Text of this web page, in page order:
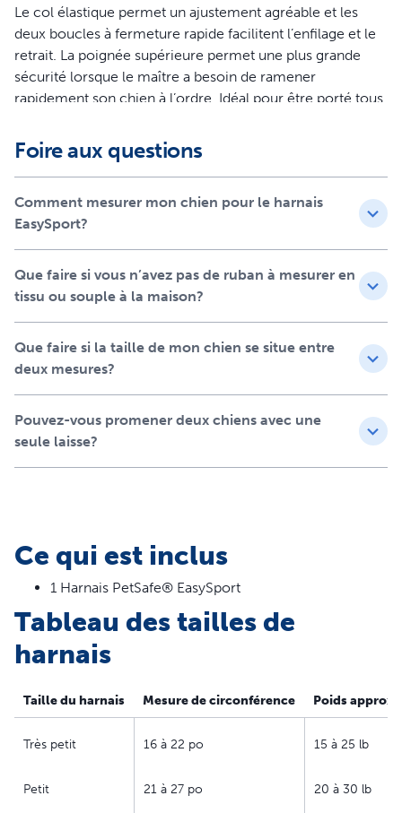
Le col élastique permet un ajustement agréable et les
deux boucles à fermeture rapide facilitent l’enfilage et le
retrait. La poignée supérieure permet une plus grande
sécurité lorsque le maître a besoin de ramener
rapidement son chien à l’ordre. Idéal pour être porté tous
profiter de la vie avec confort et style.
Caractéristiques
Capacité en eau – Disponible en capacités de 1,8 litre,
3,7 litres, 7,5 litres
écoulement par gravité permet à votre animal de
toujours rester hydraté pendant la journée et la nuit
Construction robuste – Le réservoir est en plastique
sans BPA durable et se verrouille en place pour éviter
les renversements et les débordements
Nettoyage facile – Se démonte pour un nettoyage
facile ; le bol en acier inoxydable est lavable au lave-
vaisselle
Foire aux questions
Comment mesurer mon chien pour le harnais
EasySport?
Que faire si vous n’avez pas de ruban à mesurer en
tissu ou souple à la maison?
Que faire si la taille de mon chien se situe entre
deux mesures?
Pouvez-vous promener deux chiens avec une
seule laisse?
Ce qui est inclus
1 Harnais PetSafe® EasySport
Tableau des tailles de
harnais
Taille du harnais Mesure de circonférence Poids
Très petit 16 à 22 po 15 à 25 lb
Petit 21 à 27 po 20 à 30 lb